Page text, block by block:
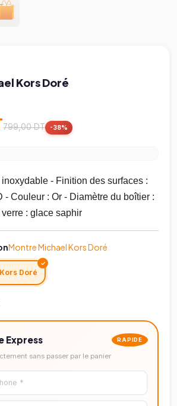
Kors Doré
799,00 DT -38%
- Finition des surfaces :
- Couleur : Or - Diamètre du boîtier :
: glace saphir
Montre Michael Kors Doré
Doré
Express RAPIDE
sans passer par le panier